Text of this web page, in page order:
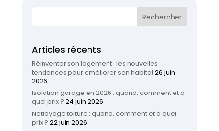
Articles récents
Réinventer son logement : les nouvelles
tendances pour améliorer son habitat26 juin
2026
Isolation garage en 2026 : quand, comment et à
quel prix ? 24 juin 2026
Nettoyage toiture : quand, comment et à quel
prix ? 22 juin 2026